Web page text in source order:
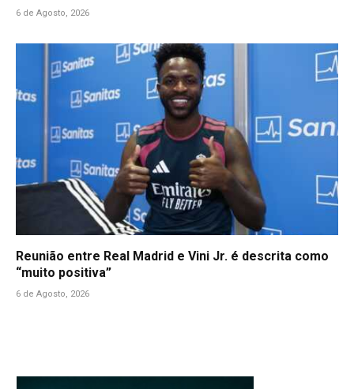
6 de Agosto, 2026
Reunião entre Real Madrid e Vini Jr. é descrita como
“muito positiva”
6 de Agosto, 2026